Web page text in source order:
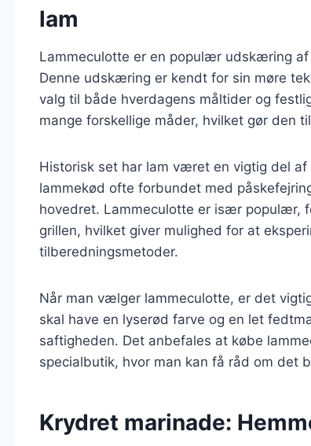
lam
Lammeculotte er en populær udskæring
Denne udskæring er kendt for sin møre
valg til både hverdagens måltider og
mange forskellige måder, hvilket gør den
Historisk set har lam været en vigtig del af
lammekød ofte forbundet med
hovedret. Lammeculotte er især populær,
grillen, hvilket giver mulighed for at
tilberedningsmetoder.
Når man vælger lammeculotte, er det
skal have en lyserød farve og en let
saftigheden. Det anbefales at købe
specialbutik, hvor man kan få råd om det
Krydret marinade: